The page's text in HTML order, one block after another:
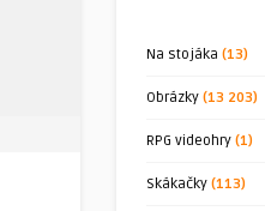
Na stojáka (13)
Obrázky (13 203)
RPG videohry (1)
Skákačky (113)